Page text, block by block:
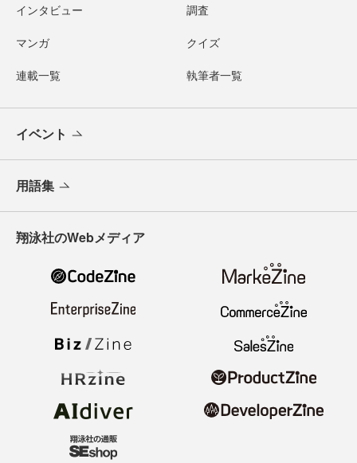
インタビュー 調査
マンガ クイズ
連載一覧 執筆者一覧
イベント
用語集
翔泳社のWebメディア